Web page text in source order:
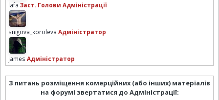
lafa Заст. Голови Адміністрації
snigova_koroleva Адміністратор
james Адміністратор
З питань розміщення комерційних (або інших) матеріалів
на форумі звертатися до Адміністрації: